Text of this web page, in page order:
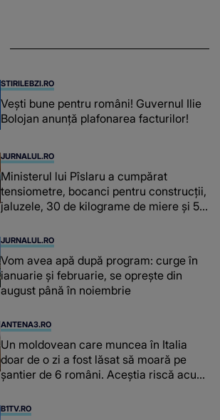
chiar și după trecerea anilor: "De
STIRILEBZI.RO
Vești bune pentru români! Guvernul Ilie
Bolojan anunță plafonarea facturilor!
JURNALUL.RO
Ministerul lui Pîslaru a cumpărat
tensiometre, bocanci pentru construcții,
jaluzele, 30 de kilograme de miere și 50
JURNALUL.RO
Vom avea apă după program: curge în
ianuarie și februarie, se oprește din
august până în noiembrie
ANTENA3.RO
Un moldovean care muncea în Italia
doar de o zi a fost lăsat să moară pe
şantier de 6 români. Aceștia riscă acum
B1TV.RO